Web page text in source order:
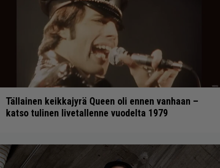
Tällainen keikkajyrä Queen oli ennen vanhaan –
katso tulinen livetallenne vuodelta 1979